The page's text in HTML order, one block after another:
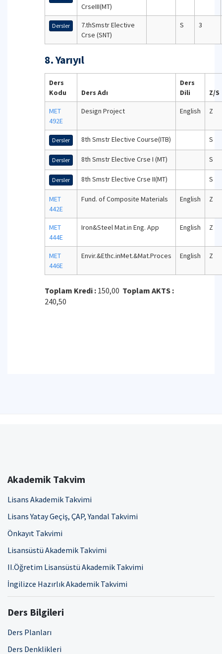
CrseIII(MT)
Dersler
7.thSmstr Elective
Crse (SNT)
S 3
8. Yarıyıl
Ders
Kodu
Ders Adı
Ders
Dili
Z/S
MET
492E
Design Project English Z
Dersler 8th Smstr Elective Course(ITB) S
Dersler 8th Smstr Elective Crse I (MT) S
Dersler 8th Smstr Elective Crse II(MT) S
MET
442E
Fund. of Composite Materials English Z
MET
444E
Iron&Steel Mat.in Eng. App English Z
MET
446E
Envir.&Ethc.inMet.&Mat.Proces English Z
Toplam Kredi : 150,00 Toplam AKTS :
240,50
Akademik Takvim
Lisans Akademik Takvimi
Lisans Yatay Geçiş, ÇAP, Yandal Takvimi
Önkayıt Takvimi
Lisansüstü Akademik Takvimi
II.Öğretim Lisansüstü Akademik Takvimi
İngilizce Hazırlık Akademik Takvimi
Ders Bilgileri
Ders Planları
Ders Denklikleri